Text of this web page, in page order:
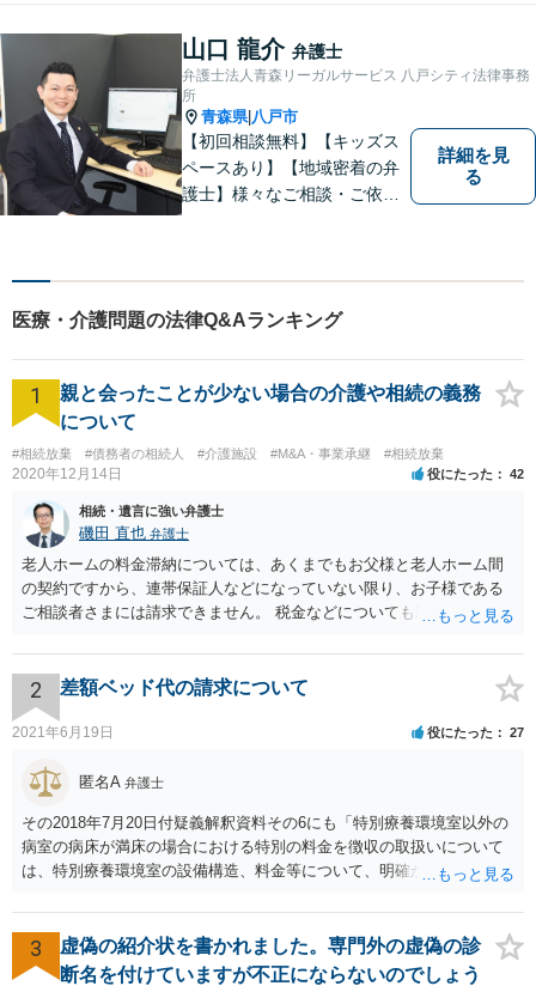
山口 龍介 弁護士
弁護士法人青森リーガルサービス 八戸シティ法律事務
所
青森県| 八戸市
【初回相談無料】【キッズス
ペースあり】【地域密着の弁
護士】様々なご相談・ご依頼
詳細を見
る
医療・介護問題の法律Q&Aランキング
1
親と会ったことが少ない場合の介護や相続の義務
について
#相続放棄 #債務者の相続人 #介護施設 #M&A・事業承継 #相続放棄
2020年12月14日 役にたった 42
相続・遺言に強い弁護士
磯田 直也 弁護士
老人ホームの料金滞納については、あくまでもお父様と老人ホーム間
の契約ですから、連帯保証人などになっていない限り、お子様である
ご相談者さまには請求できません。 税金などについても滞納している
護受給の際に扶養できないかという連絡が役所から来ますが、できな
い旨回答すればそれまでです。 相続が開始した場合については先述の
通りです。 民法上の扶養義務はご相談者さまがお考えのほど強いもの
ではありません。 あくまでも、余力の範囲で認められるものです。 親
る扶養義務は配偶者や子に対する扶養義務に比べて弱いものです。 生
まれてすぐ両親が離婚し、その後会っていなかったという事情も、扶
養義務の順位を下げる一つの理由になります。
2 差額ベッド代の請求について
2021年6月19日 役にたった 27
匿名A 弁護士
その2018年7月20日付疑義解釈資料その6にも「特別療養環境室以外の
病室の病床が満床の場合における特別の料金を徴収の取扱いについて
は、特別療養環境室の設備構造、料金等について、明確かつ懇切丁寧
ことが確認される場合には、特別療養環境室以外の病室の病床が満床
であっても、特別の料金を徴収することは差し支えない。」と書いて
あるので、当局の立場としても「病院理由(大部屋に空きがない等)での
3
虚偽の紹介状を書かれました。専門外の虚偽の診
断名を付けていますが不正にならないのでしょう